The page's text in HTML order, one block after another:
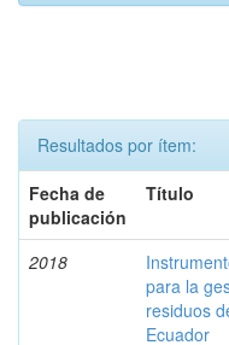
Resultados por ítem:
Fecha de
publicación
Título
2018
para la
residuos
Ecuador